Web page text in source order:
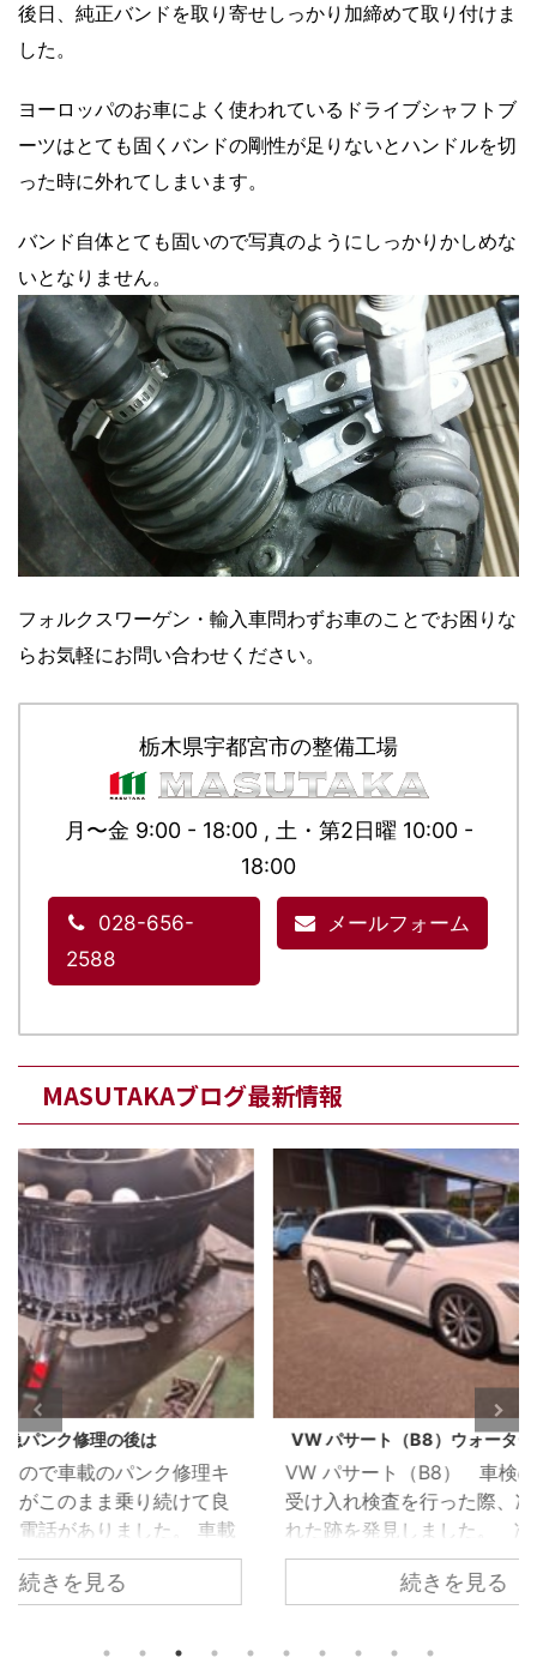
後日、純正バンドを取り寄せしっかり加締めて取り付けま
した。
ヨーロッパのお車によく使われているドライブシャフトブ
ーツはとても固くバンドの剛性が足りないとハンドルを切
った時に外れてしまいます。
バンド自体とても固いので写真のようにしっかりかしめな
いとなりません。
フォルクスワーゲン・輸入車問わずお車のことでお困りな
らお気軽にお問い合わせください。
栃木県宇都宮市の整備工場
月〜金 9:00 - 18:00 , 土・第2日曜 10:00 -
18:00
028-656-
2588
メールフォーム
MASUTAKAブログ最新情報
理キ
て良
車載
応急
所の
VW パサート（B8）ウォーターポンプ漏れ
VW パサート（B8） 車検のご依頼で
受け入れ検査を行った際、冷却水が漏
れた跡を発見しました。 冷却水が漏
れては乾いてを繰り返したような状態
でしたのでずいぶん前から漏れは始ま
を取り外すとかなりひどい状態でし
BMW
BMW
灯が
いた
漏れ
が無